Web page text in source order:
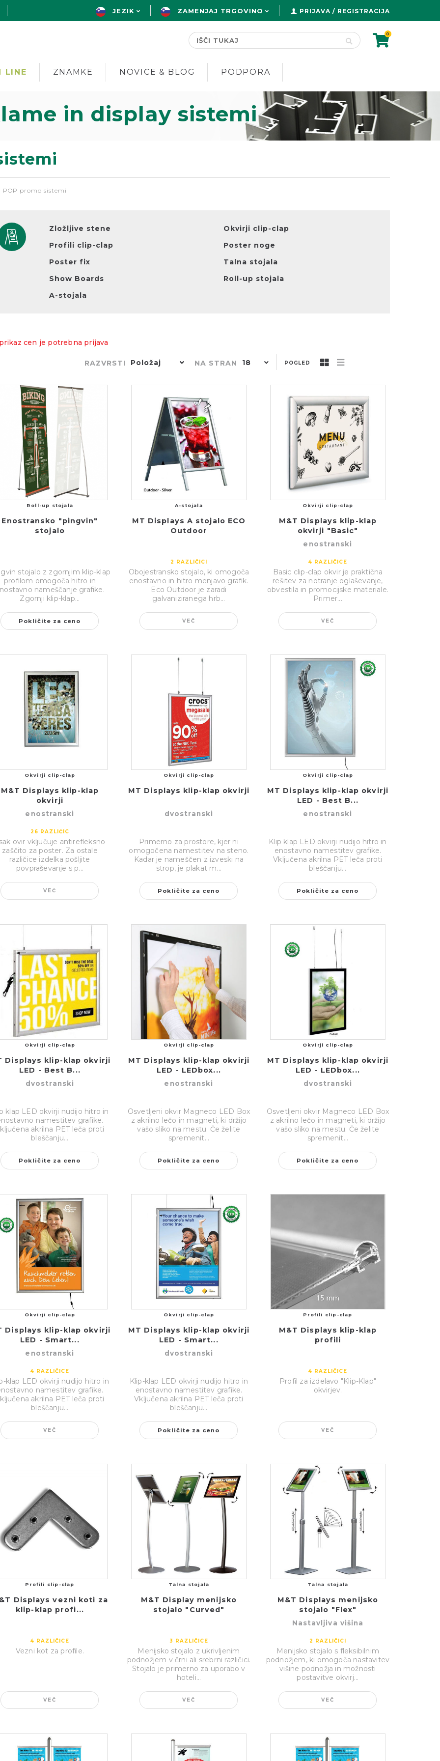
JEZIK ZAMENJAJ TRGOVINO
0
PRIJAVA / REGISTRACIJA
LINE ZNAMKE NOVICE & BLOG PODPORA
in display sistemi
POP promo sistemi
Zložljive stene
Okvirji clip-clap
Profili clip-clap
Poster noge
Poster fix
Talna stojala
Show Boards
Roll-up stojala
A-stojala
cen je potrebna prijava
RAZVRSTI Položaj NA STRAN 18 POGLED
Roll-up stojala
Enostransko "pingvin"
stojalo
stojalo z zgornjim klip-klap
profilom omogoča hitro in
nameščanje grafike.
Zgornji klip-klap...
Pokličite za ceno
A-stojala
MT Displays A stojalo ECO
Outdoor
2 RAZLIČICI
Obojestransko stojalo, ki omogoča
enostavno in hitro menjavo grafik.
Eco Outdoor je zaradi
galvaniziranega hrb...
VEČ
Okvirji clip-clap
M&T Displays klip-klap
okvirji "Basic"
enostranski
4 RAZLIČICE
Basic clip-clap okvir je praktična
rešitev za notranje oglaševanje,
obvestila in promocijske materiale.
Primer...
VEČ
Okvirji clip-clap
M&T Displays klip-klap
okvirji
enostranski
26 RAZLIČIC
ovir vključuje antirefleksno
zaščito za poster. Za ostale
različice izdelka pošljite
povpraševanje s p...
VEČ
Okvirji clip-clap
MT Displays klip-klap okvirji
dvostranski
Primerno za prostore, kjer ni
omogočena namestitev na steno.
Kadar je nameščen z izveski na
strop, je plakat m...
Pokličite za ceno
Okvirji clip-clap
MT Displays klip-klap okvirji
LED - Best B...
enostranski
Klip klap LED okvirji nudijo hitro in
enostavno namestitev grafike.
Vključena akrilna PET leča proti
bleščanju...
Pokličite za ceno
Okvirji clip-clap
Displays klip-klap okvirji
LED - Best B...
dvostranski
klap LED okvirji nudijo hitro in
namestitev grafike.
akrilna PET leča proti
bleščanju...
Pokličite za ceno
Okvirji clip-clap
MT Displays klip-klap okvirji
LED - LEDbox...
enostranski
Osvetljeni okvir Magneco LED Box
z akrilno lečo in magneti, ki držijo
vašo sliko na mestu. Če želite
spremenit...
Pokličite za ceno
Okvirji clip-clap
MT Displays klip-klap okvirji
LED - LEDbox...
dvostranski
Osvetljeni okvir Magneco LED Box
z akrilno lečo in magneti, ki držijo
vašo sliko na mestu. Če želite
spremenit...
Pokličite za ceno
Okvirji clip-clap
Displays klip-klap okvirji
LED - Smart...
enostranski
4 RAZLIČICE
klap LED okvirji nudijo hitro in
namestitev grafike.
akrilna PET leča proti
bleščanju...
VEČ
Okvirji clip-clap
MT Displays klip-klap okvirji
LED - Smart...
dvostranski
Klip-klap LED okvirji nudijo hitro in
enostavno namestitev grafike.
Vključena akrilna PET leča proti
bleščanju...
Pokličite za ceno
Profili clip-clap
M&T Displays klip-klap
profili
4 RAZLIČICE
Profil za izdelavo "Klip-Klap"
okvirjev.
VEČ
Profili clip-clap
Displays vezni koti za
klip-klap profi...
4 RAZLIČICE
Vezni kot za profile.
VEČ
Talna stojala
M&T Display menijsko
stojalo "Curved"
3 RAZLIČICE
Menijsko stojalo z ukrivljenim
podnožjem v črni ali srebrni različici.
Stojalo je primerno za uporabo v
hoteli...
VEČ
Talna stojala
M&T Displays menijsko
stojalo "Flex"
Nastavljiva višina
2 RAZLIČICI
Menijsko stojalo s fleksibilnim
podnožjem, ki omogoča nastavitev
višine podnožja in možnosti
postavitve okvirj...
VEČ